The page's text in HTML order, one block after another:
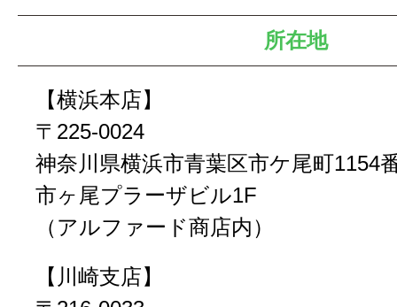
所在地
【横浜本店】
〒225-0024
神奈川県横浜市青葉区市ケ尾町1154
市ヶ尾プラーザビル1F
（アルファード商店内）
【川崎支店】